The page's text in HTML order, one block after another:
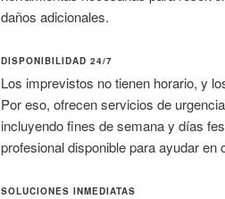
daños adicionales.
DISPONIBILIDAD 24/7
Los imprevistos no tienen horario, y
Por eso, ofrecen servicios de
incluyendo fines de semana y días
profesional disponible para ayudar en
SOLUCIONES INMEDIATAS